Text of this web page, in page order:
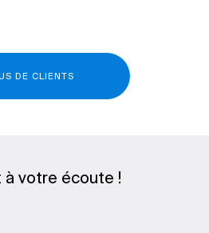
DE CLIENTS
votre écoute !